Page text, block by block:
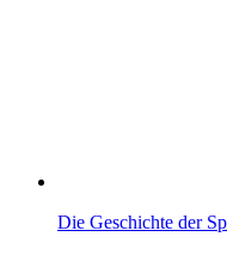
Die Geschichte der